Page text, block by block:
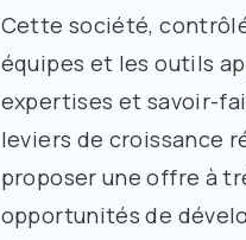
Cette société,
équipes et les outils
expertises et savoir-
leviers de croissance
proposer une offre à
opportunités de